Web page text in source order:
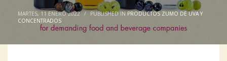
MARTES, 11 ENERO 2022 / PUBLISHED INPRODUCTOS ZUMO DE UVA Y
CONCENTRADOS